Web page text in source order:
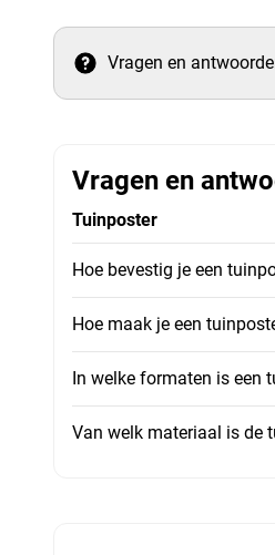
Vragen en
Vragen en
Tuinposter
Hoe bevestig je een
Hoe maak je een
In welke formaten is een
Van welk materiaal is de